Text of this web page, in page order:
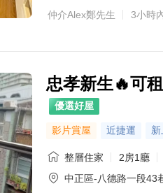
仲介Alex鄭先生
3小時
忠孝新生🔥可
優選好屋
影片賞屋 近捷運 新
整層住家 2房1廳
中正區-八德路一段43